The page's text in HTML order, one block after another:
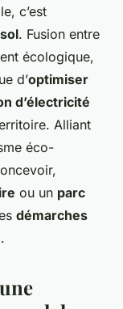
c’est
. Fusion entre
écologique,
d’optimiser
d’électricité
Alliant
éco-
ou un parc
démarches